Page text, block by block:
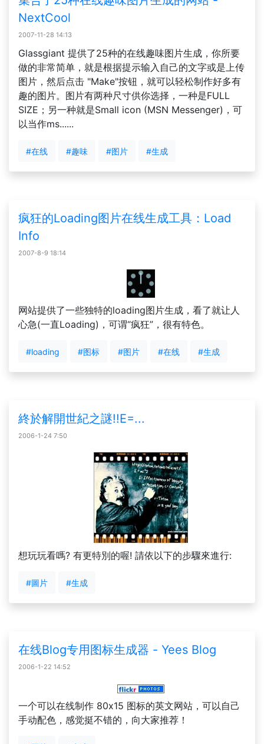
NextCool
2007-11-28 14:13
Glassgiant 提供了25种的在线趣味图片生成，你所要
做的非常简单，就是根据提示输入自己的文字或是上传
图片，然后点击 "Make"按钮，就可以轻松制作好多有
趣的图片。图片有两种尺寸供你选择，一种是FULL
SIZE；另一种就是Small icon (MSN Messenger)，可
以当作ms......
#在线 #趣味 #图片 #生成
疯狂的Loading图片在线生成工具：Load
Info
2007-8-9 18:14
网站提供了一些独特的loading图片生成，看了就让人
心急(一直Loading)，可谓“疯狂”，很有特色。
#loading #图标 #图片 #在线 #生成
終於解開世紀之謎!!E=...
2006-1-24 7:50
想玩玩看嗎? 有更特別的喔! 請依以下的步驟來進行:
#圖片 #生成
在线Blog专用图标生成器 - Yees Blog
2006-1-22 14:52
一个可以在线制作 80x15 图标的英文网站，可以自己
手动配色，感觉挺不错的，向大家推荐！